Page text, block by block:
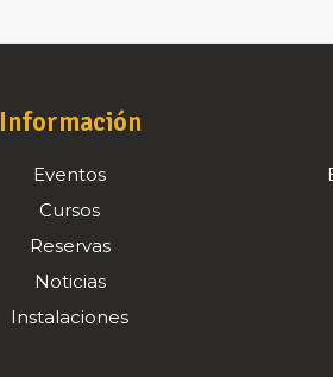
Información
Eventos
Cursos
Reservas
Noticias
Instalaciones